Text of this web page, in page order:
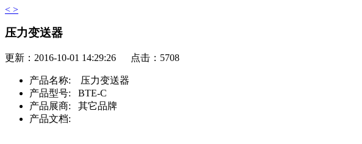
< >
压力变送器
更新：2016-10-01 14:29:26 点击：5708
产品名称:
压力变送器
产品型号: BTE-C
产品展商: 其它品牌
产品文档: